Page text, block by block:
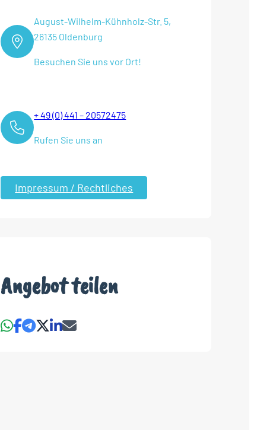
August-Wilhelm-Kühnholz-Str. 5,
26135 Oldenburg
Besuchen Sie uns vor Ort!
+ 49 (0) 441 – 20572475
Rufen Sie uns an
Impressum / Rechtliches
Angebot teilen